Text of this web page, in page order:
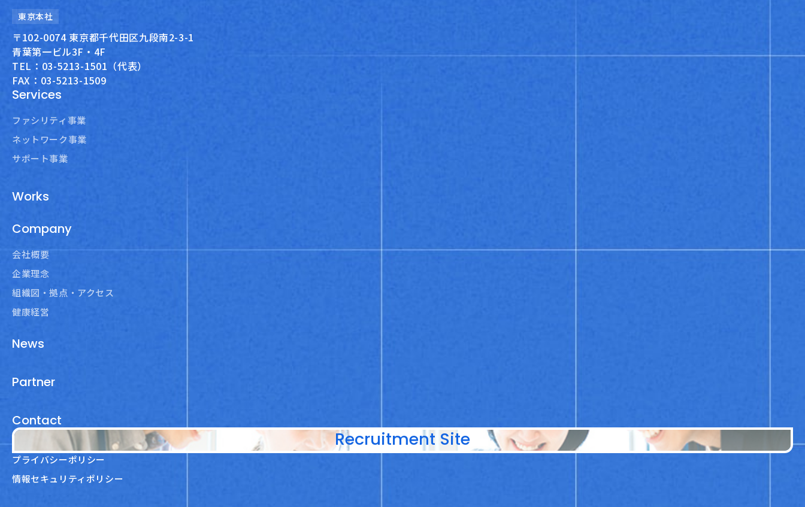
東京本社
〒102-0074 東京都千代田区九段南2-3-1
青葉第一ビル3F・4F
TEL：03-5213-1501（代表）
FAX：03-5213-1509
Services
ファシリティ事業
ネットワーク事業
サポート事業
Works
Company
会社概要
企業理念
組織図・拠点・アクセス
健康経営
News
Partner
Contact
Recruitment Site
プライバシーポリシー
情報セキュリティポリシー